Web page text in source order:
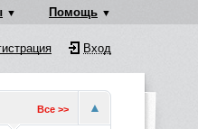
Помощь
Вход
Все >>